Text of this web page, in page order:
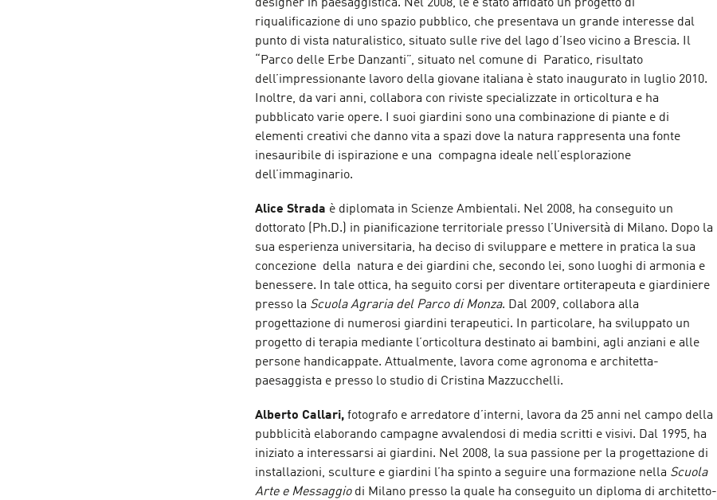
designer in paesaggistica. Nel 2008, le è stato affidato un progetto di
riqualificazione di uno spazio pubblico, che presentava un grande interesse dal
punto di vista naturalistico, situato sulle rive del lago d’Iseo vicino a Brescia. Il
“Parco delle Erbe Danzanti”, situato nel comune di Paratico, risultato
dell’impressionante lavoro della giovane italiana è stato inaugurato in luglio 2010.
Inoltre, da vari anni, collabora con riviste specializzate in orticoltura e ha
pubblicato varie opere. I suoi giardini sono una combinazione di piante e di
elementi creativi che danno vita a spazi dove la natura rappresenta una fonte
inesauribile di ispirazione e una compagna ideale nell’esplorazione
dell’immaginario.
Alice Strada è diplomata in Scienze Ambientali. Nel 2008, ha conseguito un
dottorato (Ph.D.) in pianificazione territoriale presso l’Università di Milano. Dopo la
sua esperienza universitaria, ha deciso di sviluppare e mettere in pratica la sua
concezione della natura e dei giardini che, secondo lei, sono luoghi di armonia e
benessere. In tale ottica, ha seguito corsi per diventare ortiterapeuta e giardiniere
presso la Scuola Agraria del Parco di Monza. Dal 2009, collabora alla
progettazione di numerosi giardini terapeutici. In particolare, ha sviluppato un
progetto di terapia mediante l’orticoltura destinato ai bambini, agli anziani e alle
persone handicappate. Attualmente, lavora come agronoma e architetta-
paesaggista e presso lo studio di Cristina Mazzucchelli.
Alberto Callari, fotografo e arredatore d’interni, lavora da 25 anni nel campo della
pubblicità elaborando campagne avvalendosi di media scritti e visivi. Dal 1995, ha
iniziato a interessarsi ai giardini. Nel 2008, la sua passione per la progettazione di
installazioni, sculture e giardini l’ha spinto a seguire una formazione nella Scuola
Arte e Messaggiodi Milano presso la quale ha conseguito un diploma di architetto-